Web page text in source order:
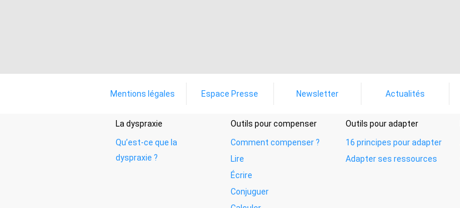
Mentions légales Espace Presse Newsletter Actualités
La dyspraxie
Qu’est-ce que la
dyspraxie ?
Outils pour compenser
Comment compenser ?
Lire
Écrire
Conjuguer
Outils pour adapter
16 principes pour adapter
Adapter ses ressources